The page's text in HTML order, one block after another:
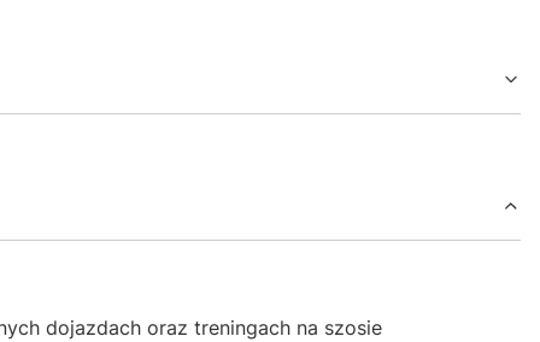
dojazdach oraz treningach na szosie